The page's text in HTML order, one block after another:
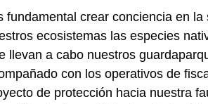
fundamental crear conciencia en
ecosistemas las especies
llevan a cabo nuestros
con los operativos de
de protección hacia nuestra